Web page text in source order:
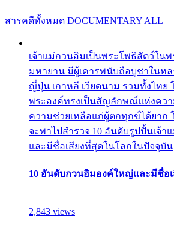
สารคดีทั้งหมด DOCUMENTARY ALL
เจ้าแม่กวนอิมเป็นพระโพธิสัตว์ใน
มหายาน มีผู้เคารพนับถือบูชาในหล
ญี่ปุ่น เกาหลี เวียดนาม รวมทั้งไทย
พระองค์ทรงเป็นสัญลักษณ์แห่งคว
ความช่วยเหลือแก่ผู้ตกทุกข์ได้ยาก
จะพาไปสำรวจ 10 อันดับรูปปั้นเจ้
และมีชื่อเสียงที่สุดในโลกในปัจจุบัน
10 อันดับกวนอิมองค์ใหญ่และมีชื่อ
2,843 views